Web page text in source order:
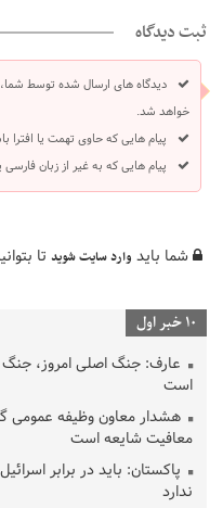
ثبت دیدگاه
دیدگاه های ارسال شده توسط
خواهد شد.
پیام هایی که حاوی تهمت یا
پیام هایی که به غیر از زبان
شما باید وارد سایت شوید تا
10 خبر اول
عارف: جنگ اصلی امروز،
است
هشدار معاون وظیفه عمومی
معافیت شایعه است
پاکستان: باید در برابر
ندارد